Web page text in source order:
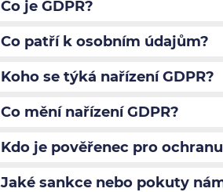
Co je GDPR?
Co patří k osobním údajům?
Koho se týká nařízení GDPR?
Co mění nařízení GDPR?
Kdo je pověřenec pro
Jaké sankce nebo pokuty